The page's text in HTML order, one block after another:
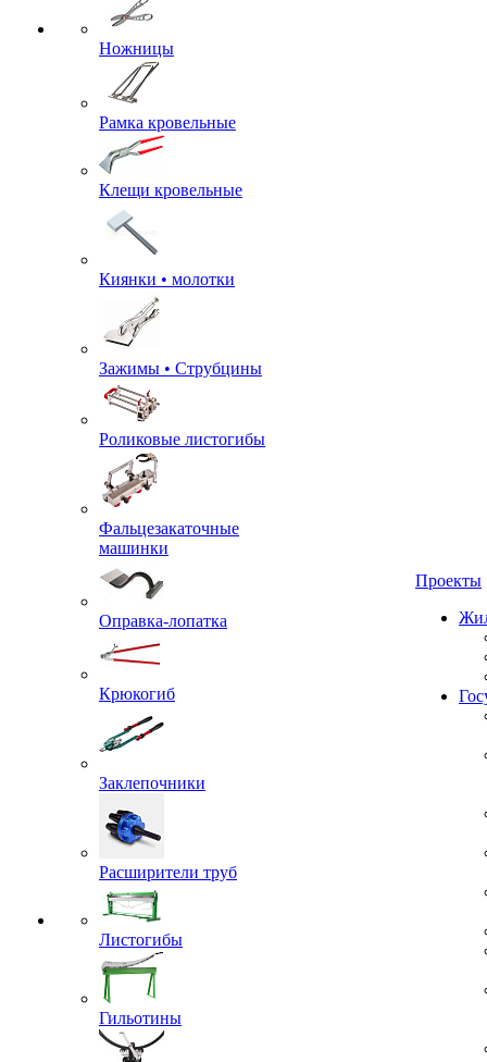
Ножницы
Рамка кровельные
Клещи кровельные
Киянки • молотки
Зажимы • Струбцины
Роликовые листогибы
Фальцезакаточные
машинки
Оправка-лопатка
Крюкогиб
Заклепочники
Расширители труб
Листогибы
Гильотины